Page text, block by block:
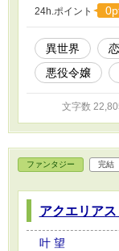
24h.ポイント
異世界
悪役令嬢
文字数
ファンタジー 完結
アクエリア
叶 望